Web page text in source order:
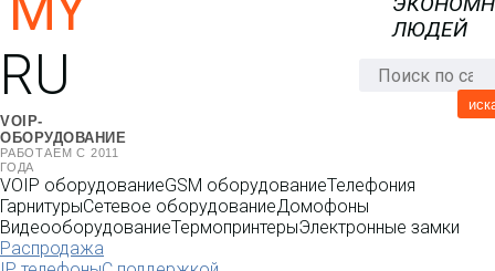
RU
VOIP-
ОБОРУДОВАНИЕ
РАБОТАЕМ С 2011
ГОДА
ЛЮДЕЙ
VOIP оборудованиеGSM оборудованиеТелефония
ГарнитурыСетевое оборудованиеДомофоны
ВидеооборудованиеТермопринтерыЭлектронные замки
Распродажа